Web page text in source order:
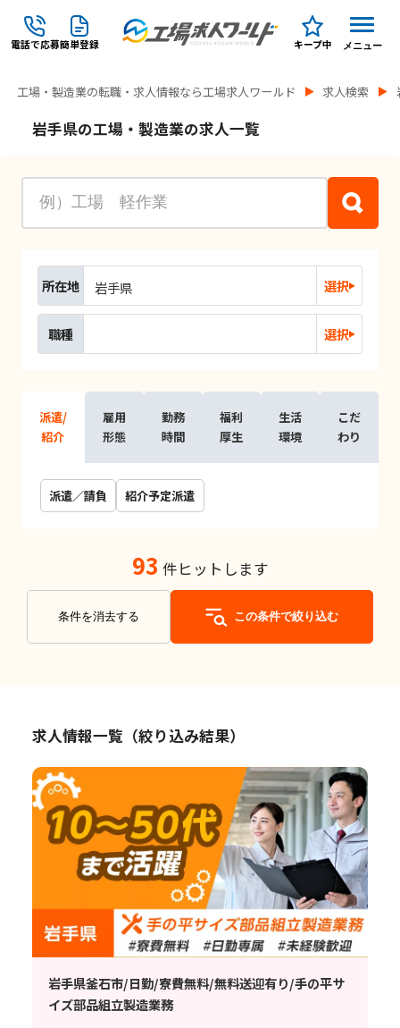
電話で応募簡単登録 キープ中 メニュー
工場・製造業の転職・求人情報なら工場求人ワールド 求人検索
岩手県の工場・製造業の求人一覧
所在地 岩手県 選択
職種 選択
派遣/
紹介
雇用
形態
勤務
時間
福利
厚生
生活
環境
こだ
わり
派遣／請負 紹介予定派遣
93 件ヒットします
条件を消去する この条件で絞り込む
求人情報一覧（絞り込み結果）
岩手県釜石市/日勤/寮費無料/無料送迎有り/手の平サ
イズ部品組立製造業務